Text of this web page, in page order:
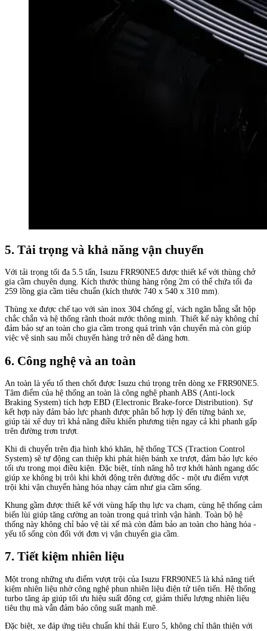
5. Tải trọng và khả năng vận chuyển
Với tải trọng tối đa 5.5 tấn, Isuzu FRR90NE5 được thiết kế với thùng chở
gia cầm chuyên dụng. Kích thước thùng hàng rộng 2m có thể chứa tối đa
259 lồng gia cầm tiêu chuẩn (kích thước 740 x 540 x 310 mm).
Thùng xe được chế tạo với sàn inox 304 chống gỉ, vách ngăn bằng sắt hộp
chắc chắn và hệ thống rãnh thoát nước thông minh. Thiết kế này không chỉ
đảm bảo sự an toàn cho gia cầm trong quá trình vận chuyển mà còn giúp
việc vệ sinh sau mỗi chuyến hàng trở nên dễ dàng hơn.
6. Công nghệ và an toàn
An toàn là yếu tố then chốt được Isuzu chú trọng trên dòng xe FRR90NE5.
Tâm điểm của hệ thống an toàn là công nghệ phanh ABS (Anti-lock
Braking System) tích hợp EBD (Electronic Brake-force Distribution). Sự
kết hợp này đảm bảo lực phanh được phân bổ hợp lý đến từng bánh xe,
giúp tài xế duy trì khả năng điều khiển phương tiện ngay cả khi phanh gấp
trên đường trơn trượt.
Khi di chuyển trên địa hình khó khăn, hệ thống TCS (Traction Control
System) sẽ tự động can thiệp khi phát hiện bánh xe trượt, đảm bảo lực kéo
tối ưu trong mọi điều kiện. Đặc biệt, tính năng hỗ trợ khởi hành ngang dốc
giúp xe không bị trôi khi khởi động trên đường dốc - một ưu điểm vượt
trội khi vận chuyển hàng hóa nhạy cảm như gia cầm sống.
Khung gầm được thiết kế với vùng hấp thụ lực va chạm, cùng hệ thống cảm
biến lùi giúp tăng cường an toàn trong quá trình vận hành. Toàn bộ hệ
thống này không chỉ bảo vệ tài xế mà còn đảm bảo an toàn cho hàng hóa -
yếu tố sống còn đối với đơn vị vận chuyển gia cầm.
7. Tiết kiệm nhiên liệu
Một trong những ưu điểm vượt trội của Isuzu FRR90NE5 là khả năng tiết
kiệm nhiên liệu nhờ công nghệ phun nhiên liệu điện tử tiên tiến. Hệ thống
turbo tăng áp giúp tối ưu hiệu suất động cơ, giảm thiểu lượng nhiên liệu
tiêu thụ mà vẫn đảm bảo công suất mạnh mẽ.
Đặc biệt, xe đáp ứng tiêu chuẩn khí thải Euro 5, không chỉ thân thiện với